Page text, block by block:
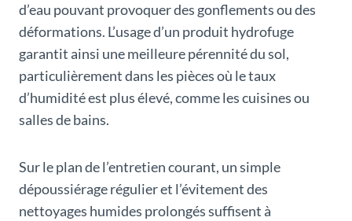
d’eau pouvant provoquer des gonflements ou des
déformations. L’usage d’un produit hydrofuge
garantit ainsi une meilleure pérennité du sol,
particulièrement dans les pièces où le taux
d’humidité est plus élevé, comme les cuisines ou
salles de bains.
Sur le plan de l’entretien courant, un simple
dépoussiérage régulier et l’évitement des
nettoyages humides prolongés suffisent à